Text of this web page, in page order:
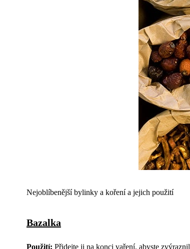
Nejoblíbenější bylinky a koření a jejich použití
Bazalka
Použití: Přidejte ji na konci vaření, abyste